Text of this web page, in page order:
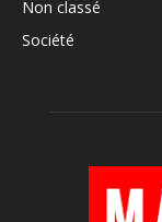
Non classé
Société